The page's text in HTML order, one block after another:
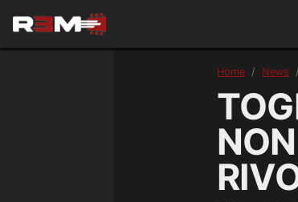
Home News